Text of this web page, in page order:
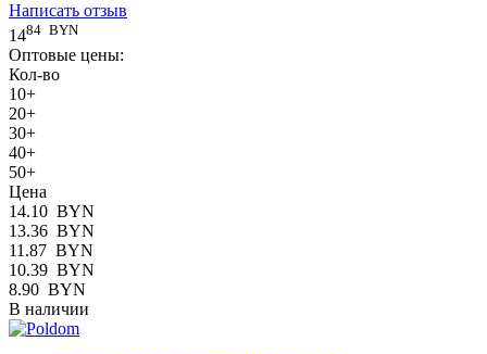
Написать отзыв
1484 BYN
Оптовые цены:
Кол-во
10+
20+
30+
40+
50+
Цена
14.10 BYN
13.36 BYN
11.87 BYN
10.39 BYN
8.90 BYN
В наличии